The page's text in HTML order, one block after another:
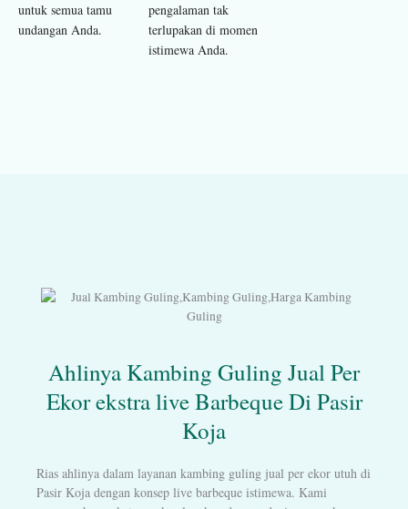
untuk semua tamu
undangan Anda.
pengalaman tak
terlupakan di momen
istimewa Anda.
Ahlinya Kambing Guling Jual Per
Ekor ekstra live Barbeque Di Pasir
Koja
Rias ahlinya dalam layanan kambing guling jual per ekor utuh di
Pasir Koja dengan konsep live barbeque istimewa. Kami